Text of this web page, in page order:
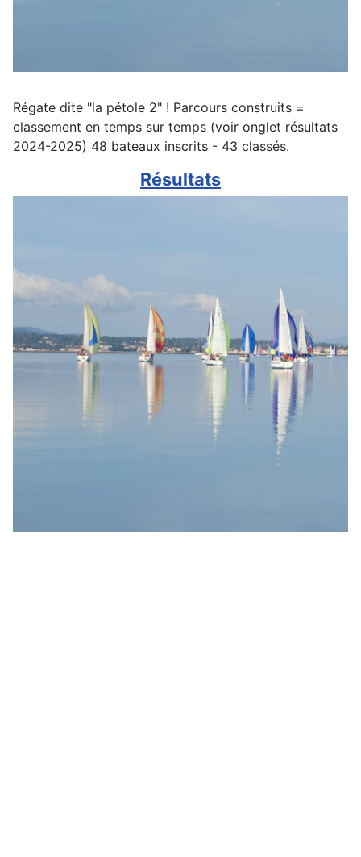
Régate dite "la pétole 2" ! Parcours construits =
classement en temps sur temps (voir onglet résultats
2024-2025) 48 bateaux inscrits - 43 classés.
Résultats